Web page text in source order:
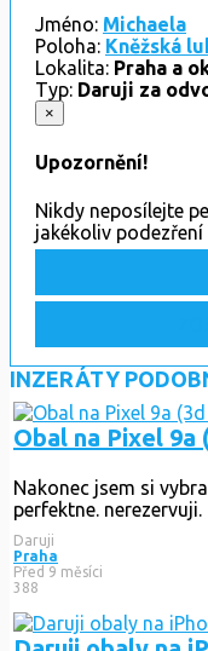
Jméno: Michaela
Poloha: Kněžská
Lokalita: Praha a
Typ: Daruji za
×
Upozornění!
Nikdy neposílejte
jakékoliv
INZERÁTY
Obal na Pixel 9a
Nakonec jsem si
perfektne. nerezervuji.
Daruji
Praha
Před 9 měsíci
388